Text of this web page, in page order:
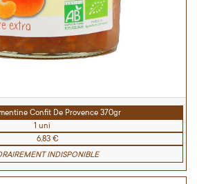
Confit De Provence 370gr
1 uni
6,83 €
INDISPONIBLE